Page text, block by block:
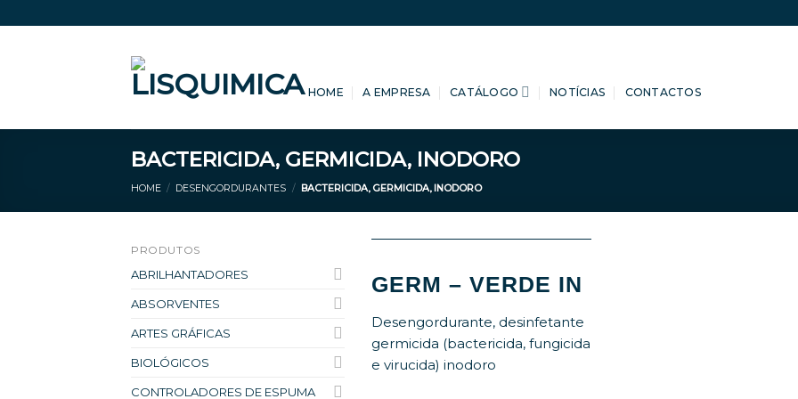
to
HOME A EMPRESA CATÁLOGO NOTÍCIAS CONTACTOS
BACTERICIDA, GERMICIDA, INODORO
HOME / DESENGORDURANTES / BACTERICIDA, GERMICIDA, INODORO
PRODUTOS
ABRILHANTADORES
ABSORVENTES
ARTES GRÁFICAS
BIOLÓGICOS
CONTROLADORES DE ESPUMA
GERM – VERDE IN
Desengordurante, desinfetante
germicida (bactericida, fungicida
e virucida) inodoro